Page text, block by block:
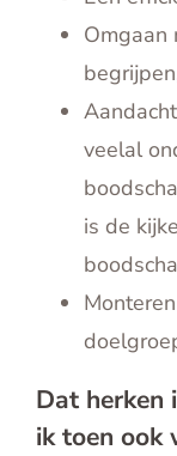
Omgaan
veelal
is de
Dat herken
ik toen ook